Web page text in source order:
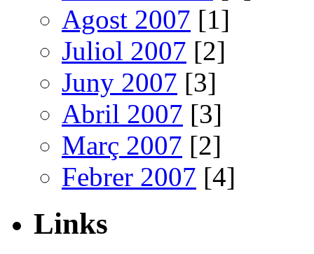
Agost 2007 [1]
Juliol 2007 [2]
Juny 2007 [3]
Abril 2007 [3]
Març 2007 [2]
Febrer 2007 [4]
Links